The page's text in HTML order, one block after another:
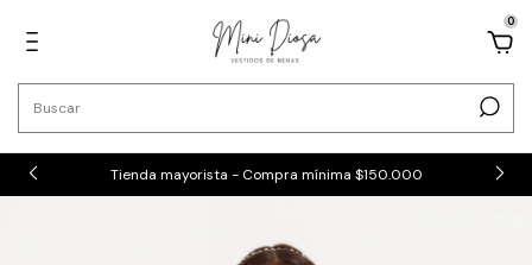
0
Tienda mayorista - Compra mínima $150.000